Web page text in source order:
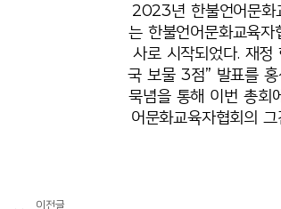
2023년 한불언어문화
는 한불언어문화교육
사로 시작되었다. 재
국 보물 3점” 발표를
묵념을 통해 이번 총회
어문화교육자협회의
이전글